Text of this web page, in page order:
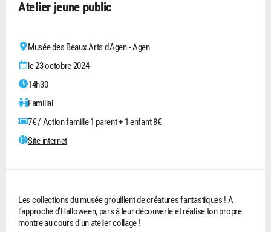
Atelier jeune public
Musée des Beaux Arts d'Agen - Agen
le 23 octobre 2024
14h30
Familial
7€ / Action famille 1 parent + 1 enfant 8€
Site internet
Les collections du musée grouillent de créatures fantastiques ! A
l’approche d’Halloween, pars à leur découverte et réalise ton propre
montre au cours d’un atelier collage !